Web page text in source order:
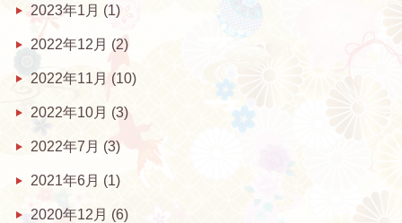
2023年1月 (1)
2022年12月 (2)
2022年11月 (10)
2022年10月 (3)
2022年7月 (3)
2021年6月 (1)
2020年12月 (6)